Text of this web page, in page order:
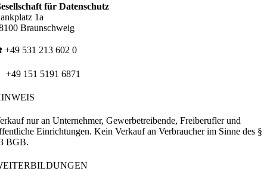
für Datenschutz
1a
Braunschweig
+49 531 213 602 0
+49 151 5191 6871
nur an Unternehmer, Gewerbetreibende, Freiberufler und
Einrichtungen. Kein Verkauf an Verbraucher im Sinne des §
BGB.